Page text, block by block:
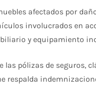
afectados por
involucrados en
y equipamiento
las pólizas de seguros,
respalda